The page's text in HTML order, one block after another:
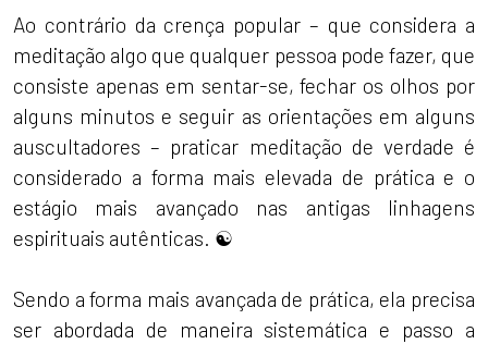
Ao contrário da crença popular – que considera a
meditação algo que qualquer pessoa pode fazer, que
consiste apenas em sentar-se, fechar os olhos por
alguns minutos e seguir as orientações em alguns
auscultadores – praticar meditação de verdade é
considerado a forma mais elevada de prática e o
estágio mais avançado nas antigas linhagens
espirituais autênticas. ☯️
Sendo a forma mais avançada de prática, ela precisa
ser abordada de maneira sistemática e passo a